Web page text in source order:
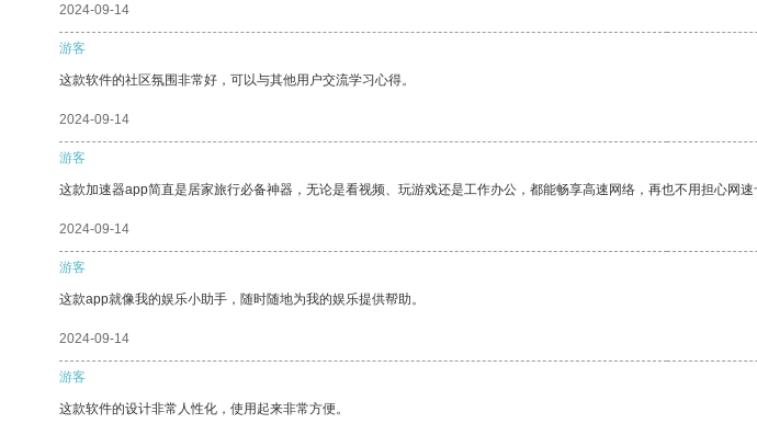
2024-09-14
游客
这款软件的社区氛围非常好，可以与其他用户交流学习心得。
2024-09-14
游客
这款加速器app简直是居家旅行必备神器，无论是看视频、玩游戏还是工作办公，都能畅享高速网络，再也不用担心网速
2024-09-14
游客
这款app就像我的娱乐小助手，随时随地为我的娱乐提供帮助。
2024-09-14
游客
这款软件的设计非常人性化，使用起来非常方便。